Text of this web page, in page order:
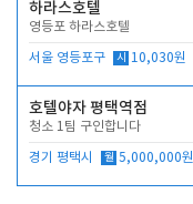
하라스호텔
영등포 하라스호텔
서울 영등포구 시 10,030원
호텔야자 평택역점
청소 1팀 구인합니다
경기 평택시 월 5,000,000원